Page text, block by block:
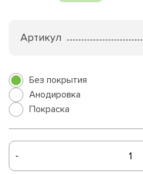
Артикул
Без покрытия
Анодировка
Покраска
-